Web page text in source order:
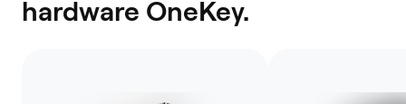
hardware OneKey.